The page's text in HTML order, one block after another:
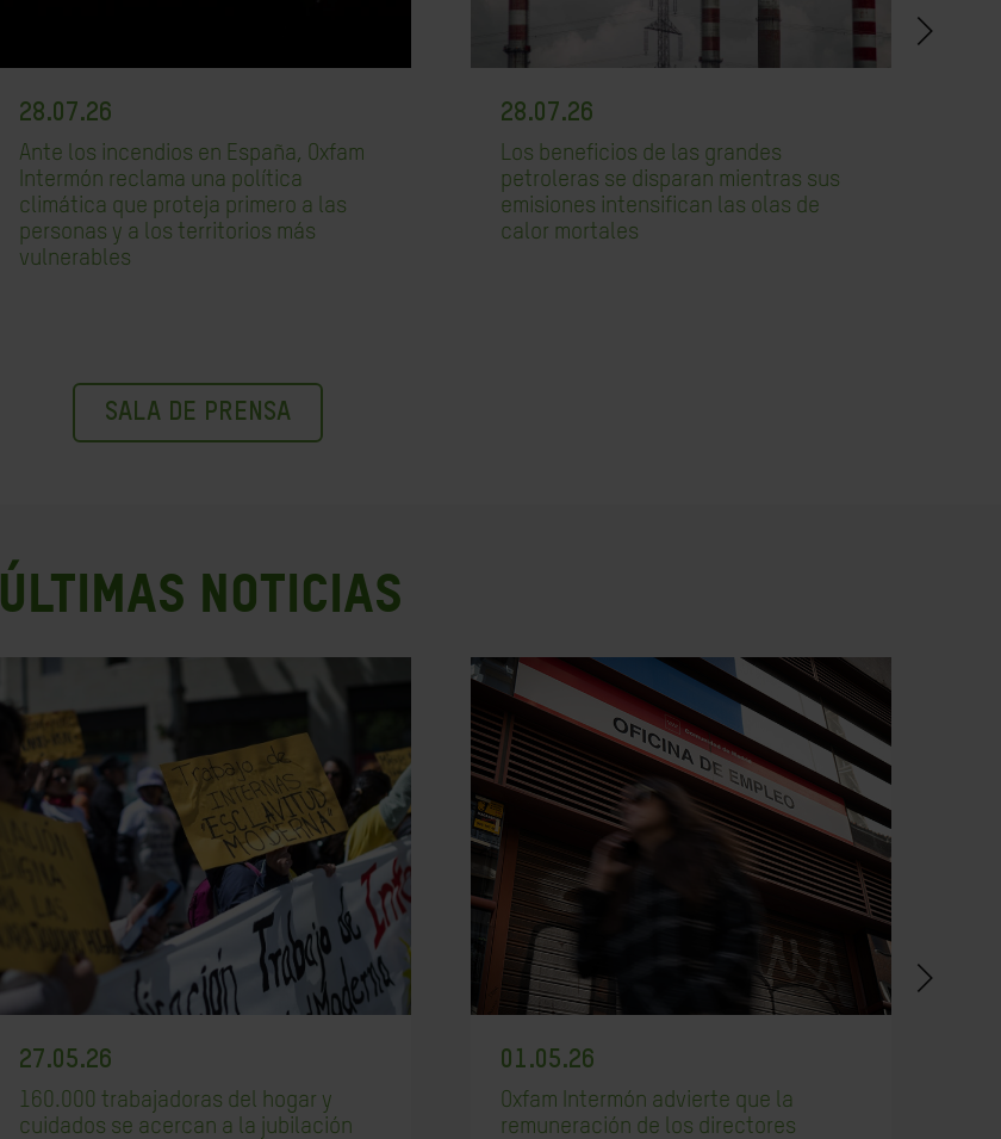
28.07.26
Ante los incendios en España, Oxfam
Intermón reclama una política
climática que proteja primero a las
personas y a los territorios más
vulnerables
28.07.26
Los beneficios de las grandes
petroleras se disparan mientras sus
emisiones intensifican las olas de
calor mortales
SALA DE PRENSA
Últimas noticias
27.05.26
160.000 trabajadoras del hogar y
cuidados se acercan a la jubilación
01.05.26
Oxfam Intermón advierte que la
remuneración de los directores